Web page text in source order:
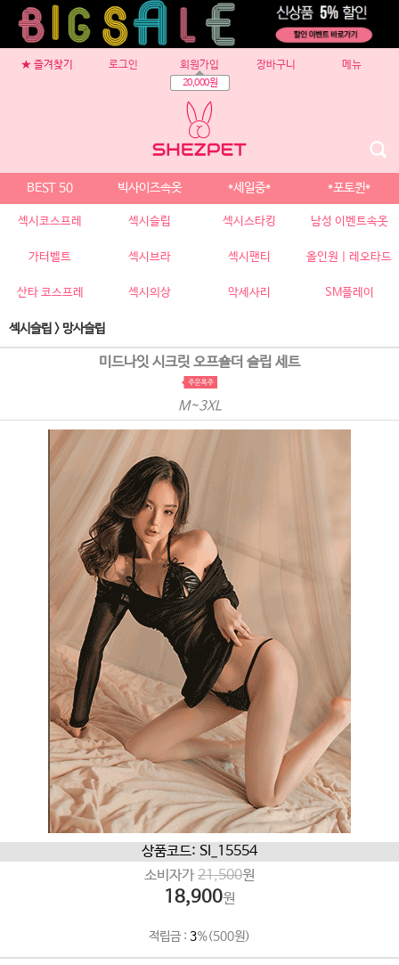
★ 즐겨찾기 로그인 회원가입
20,000원
장바구니 메뉴
BEST 50 빅사이즈속옷 *세일중* *포토퀸*
섹시코스프레 섹시슬립 섹시스타킹 남성 이벤트속옷
가터벨트 섹시브라 섹시팬티 올인원 | 레오타드
산타 코스프레 섹시의상 악세사리 SM플레이
섹시슬립 >망사슬립
미드나잇 시크릿 오프숄더 슬립 세트
M~3XL
상품코드: SI_15554
소비자가 21,500원
18,900원
적립금 : 3%(500원)